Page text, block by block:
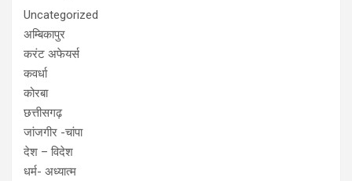
Uncategorized
अम्बिकापुर
करंट अफेयर्स
कवर्धा
कोरबा
छत्तीसगढ़
जांजगीर -चांपा
देश – विदेश
धर्म- अध्यात्म